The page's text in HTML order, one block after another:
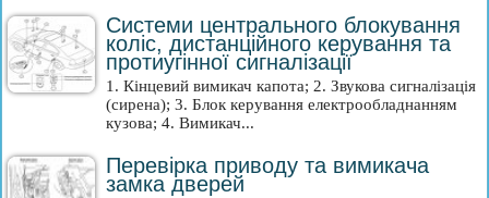
Системи центрального блокування
коліс, дистанційного керування та
протиугінної сигналізації
1. Кінцевий вимикач капота; 2. Звукова сигналізація
(сирена); 3. Блок керування електрообладнанням
кузова; 4. Вимикач...
Перевірка приводу та вимикача
замка дверей